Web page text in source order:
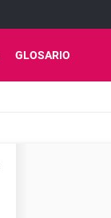
GLOSARIO